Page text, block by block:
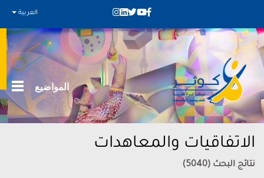
العربية
المواضيع
الاتفاقيات والمعاهدات
نتائج البحث (5040)